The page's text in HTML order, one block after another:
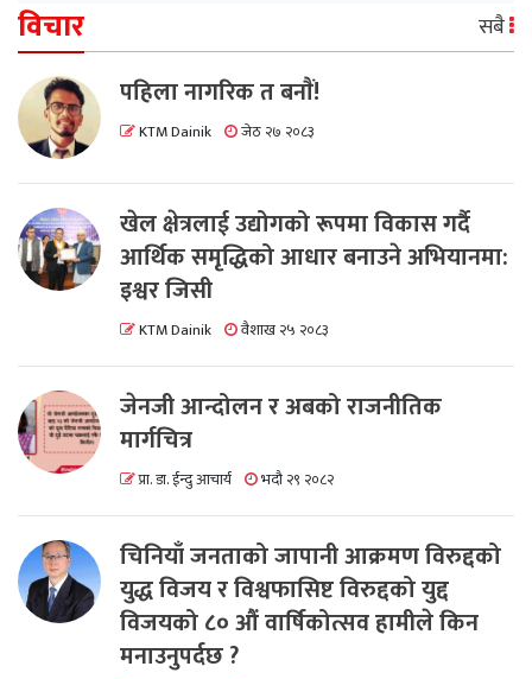
विचार सबै
पहिला नागरिक त बनाैं!
KTM Dainik जेठ २७ २०८३
खेल क्षेत्रलाई उद्योगको रूपमा विकास गर्दै
आर्थिक समृद्धिको आधार बनाउने अभियानमा:
इश्वर जिसी
KTM Dainik वैशाख २५ २०८३
जेनजी आन्दोलन र अबको राजनीतिक
मार्गचित्र
प्रा. डा. ईन्दु आचार्य भदौ २९ २०८२
चिनियाँ जनताको जापानी आक्रमण विरुद्दको
युद्ध विजय र विश्वफासिष्ट विरुद्दको युद्द
विजयको ८० औं वार्षिकोत्सव हामीले किन
मनाउनुपर्दछ ?